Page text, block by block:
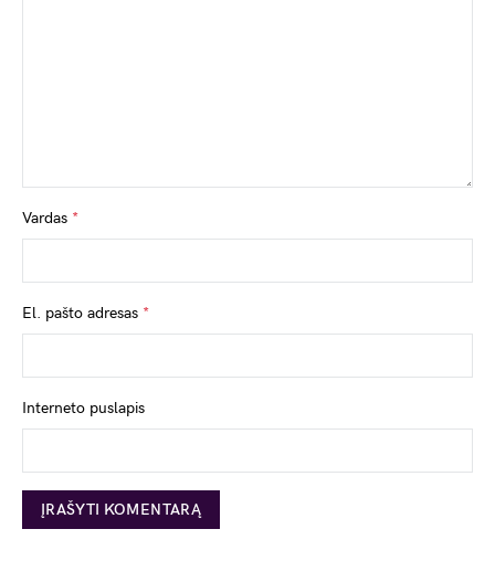
Vardas *
El. pašto adresas *
Interneto puslapis